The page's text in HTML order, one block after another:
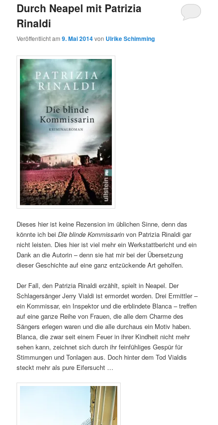
Durch Neapel mit Patrizia
Rinaldi
Veröffentlicht am9. Mai 2014von Ulrike Schimming
Dieses hier ist keine Rezension im üblichen Sinne, denn das
könnte ich beiDie blinde Kommissarin von Patrizia Rinaldi gar
nicht leisten. Dies hier ist viel mehr ein Werkstattbericht und ein
Dank an die Autorin – denn sie hat mir bei der Übersetzung
dieser Geschichte auf eine ganz entzückende Art geholfen.
Der Fall, den Patrizia Rinaldi erzählt, spielt in Neapel. Der
Schlagersänger Jerry Vialdi ist ermordet worden. Drei Ermittler –
ein Kommissar, ein Inspektor und die erblindete Blanca – treffen
auf eine ganze Reihe von Frauen, die alle dem Charme des
Sängers erlegen waren und die alle durchaus ein Motiv haben.
Blanca, die zwar seit einem Feuer in ihrer Kindheit nicht mehr
sehen kann, zeichnet sich durch ihr feinfühliges Gespür für
Stimmungen und Tonlagen aus. Doch hinter dem Tod Vialdis
steckt mehr als pure Eifersucht …